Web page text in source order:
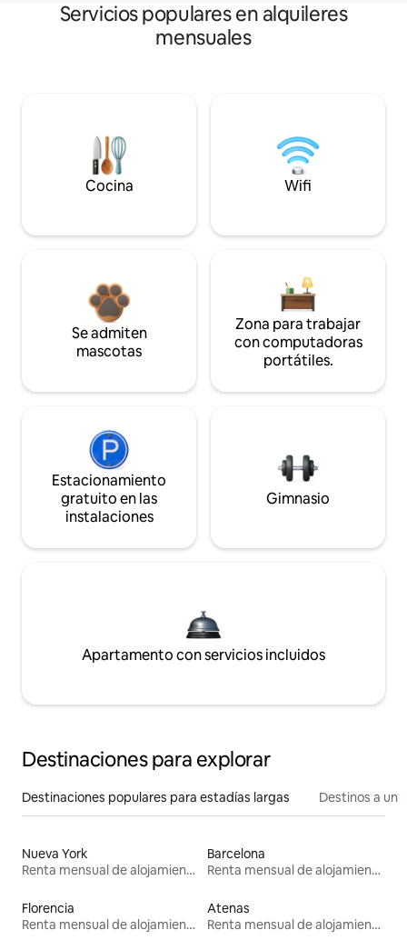
Servicios populares en alquileres
mensuales
Cocina Wifi
Se admiten
mascotas
Zona para trabajar
con computadoras
portátiles.
Estacionamiento
gratuito en las
instalaciones
Gimnasio
Apartamento con servicios incluidos
Destinaciones para explorar
Destinaciones populares para estadías largas Destinos a un
Nueva York
Renta mensual de alojamientos
Barcelona
Renta mensual de alojamientos
Florencia
Renta mensual de alojamientos
Atenas
Renta mensual de alojamientos